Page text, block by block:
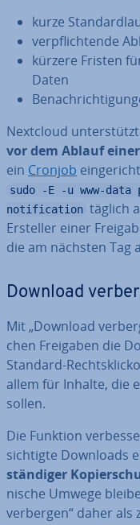
kurze
ver­pflich­ten­de
kürzere Fristen
Daten
Nextcloud
vor dem Ablauf
ein Cronjob
sudo -E -u www-
notification täglich
Ersteller einer
die am nächsten Tag
Download
Mit „Download
chen Freigaben die
Standard-
allem für Inhalte, die
sollen.
Die Funktion
sich­tig­te Downloads
stän­di­ger
ni­sche Umwege
verbergen“ daher als